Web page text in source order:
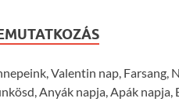
Valentin nap, Farsang,
Anyák napja, Apák napja,